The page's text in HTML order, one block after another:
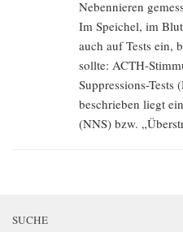
Nebennieren
Im Speichel, im
auch auf Tests ein,
sollte: ACTH-
Suppressions-Tests
beschrieben liegt
(NNS) bzw.
SUCHE